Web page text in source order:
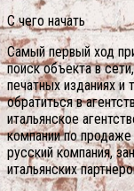
С чего начать
Самый первый ход
поиск объекта в
печатных изданиях
обратиться в
итальянское
компании по
русский компания,
итальянских